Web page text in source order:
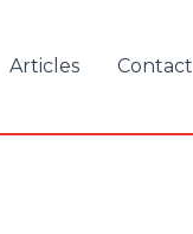
Articles Contact